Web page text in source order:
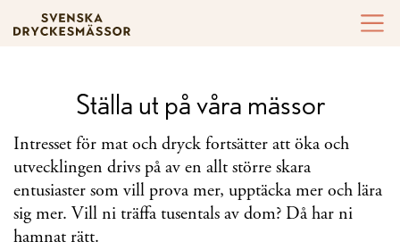
Hoppa till innehållet
Ställa ut på våra mässor
Intresset för mat och dryck fortsätter att öka och
utvecklingen drivs på av en allt större skara
entusiaster som vill prova mer, upptäcka mer och lära
sig mer. Vill ni träffa tusentals av dom? Då har ni
hamnat rätt.